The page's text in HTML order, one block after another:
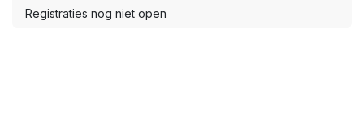
Registraties nog niet open